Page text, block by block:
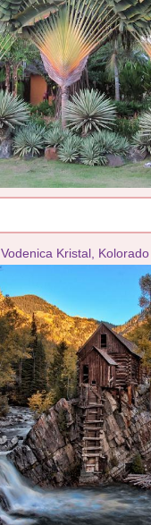
Vodenica Kristal, Kolorado